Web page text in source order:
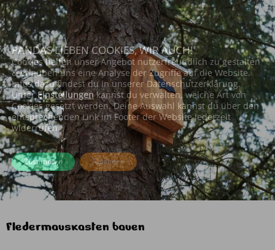
Fledermauskasten bauen
PANDAS LIEBEN COOKIES, WIR AUCH!
Cookies helfen unser Angebot nutzerfreundlich zu gestalten
& erlauben uns eine Analyse der Zugriffe auf die Website.
Infos dazu findest du in unserer Datenschutzerklärung.
UnterEinstellungen kannst du verwalten, welche Art von
Cookies gesetzt werden. Deine Auswahl kannst du über den
entsprechenden Link im Footer der Website jederzeit
widerrufen.
Zustimmen Ablehnen